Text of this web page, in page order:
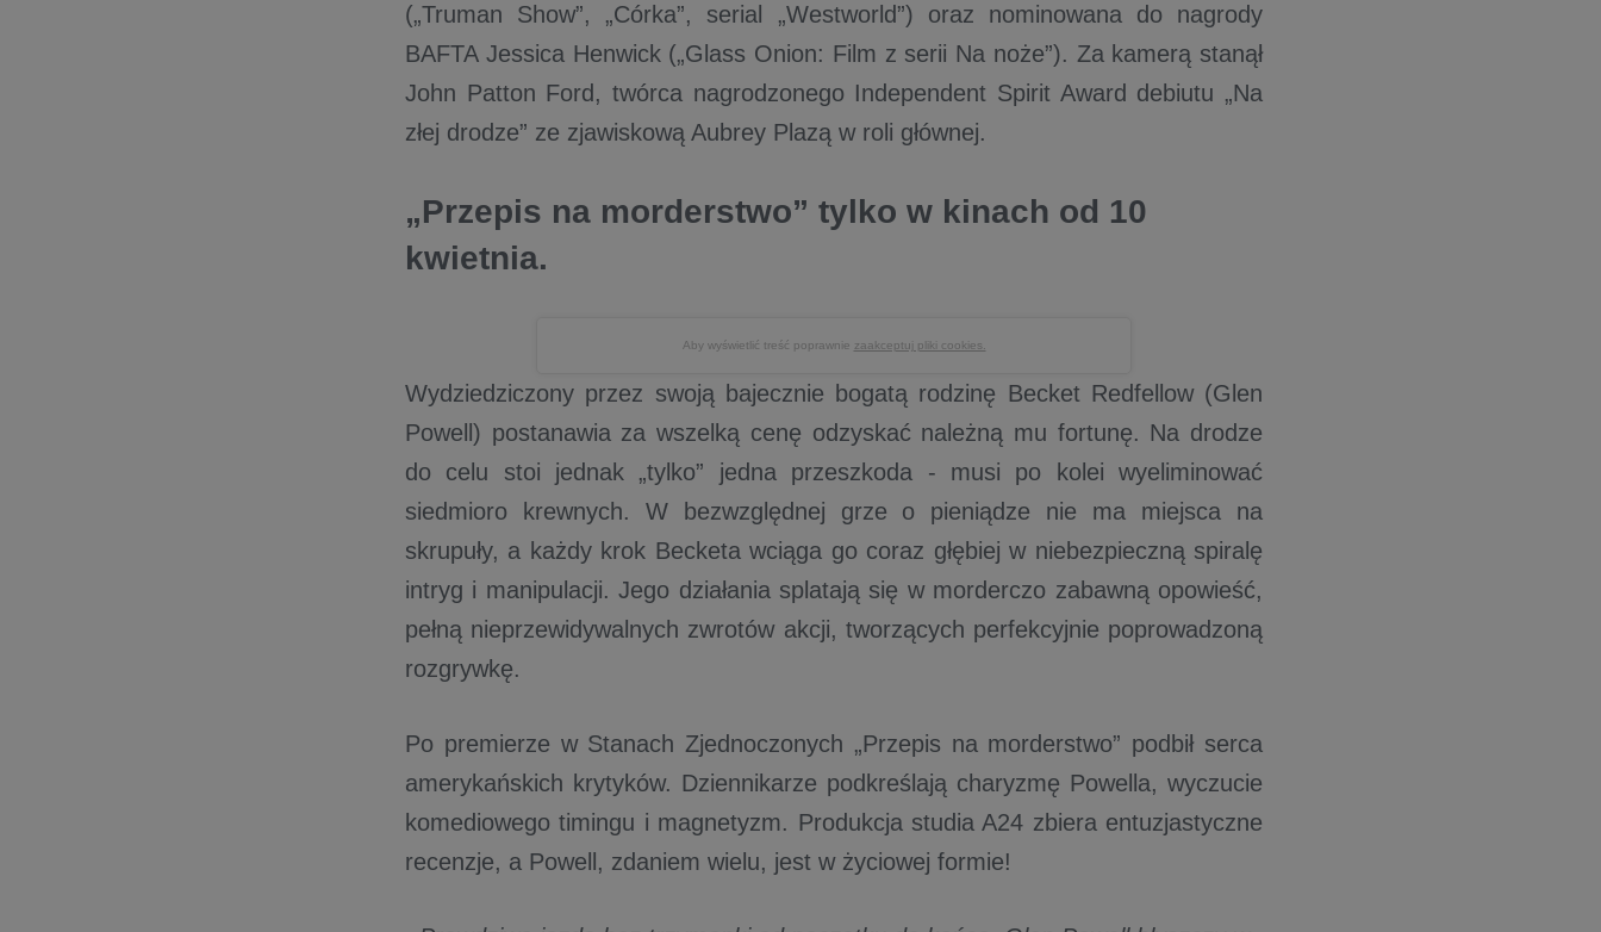
(„Truman Show”, „Córka”, serial „Westworld”) oraz nominowana do nagrody
BAFTA Jessica Henwick („Glass Onion: Film z serii Na noże”). Za kamerą stanął
John Patton Ford, twórca nagrodzonego Independent Spirit Award debiutu „Na
złej drodze” ze zjawiskową Aubrey Plazą w roli głównej.
„Przepis na morderstwo” tylko w kinach od 10
kwietnia.
Aby wyświetlić treść poprawnie zaakceptuj pliki cookies.
Wydziedziczony przez swoją bajecznie bogatą rodzinę Becket Redfellow (Glen
Powell) postanawia za wszelką cenę odzyskać należną mu fortunę. Na drodze
do celu stoi jednak „tylko” jedna przeszkoda - musi po kolei wyeliminować
siedmioro krewnych. W bezwzględnej grze o pieniądze nie ma miejsca na
skrupuły, a każdy krok Becketa wciąga go coraz głębiej w niebezpieczną spiralę
intryg i manipulacji. Jego działania splatają się w morderczo zabawną opowieść,
pełną nieprzewidywalnych zwrotów akcji, tworzących perfekcyjnie poprowadzoną
rozgrywkę.
Po premierze w Stanach Zjednoczonych „Przepis na morderstwo” podbił serca
amerykańskich krytyków. Dziennikarze podkreślają charyzmę Powella, wyczucie
komediowego timingu i magnetyzm. Produkcja studia A24 zbiera entuzjastyczne
recenzje, a Powell, zdaniem wielu, jest w życiowej formie!